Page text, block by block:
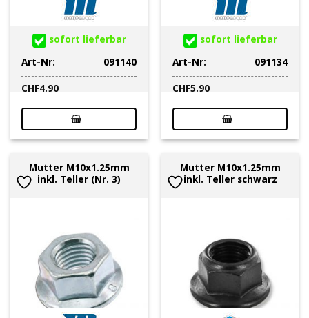
sofort lieferbar
Art-Nr:
091140
CHF4.90
sofort lieferbar
Art-Nr:
091134
CHF5.90
Mutter M10x1.25mm
inkl. Teller (Nr. 3)
Mutter M10x1.25mm
inkl. Teller schwarz